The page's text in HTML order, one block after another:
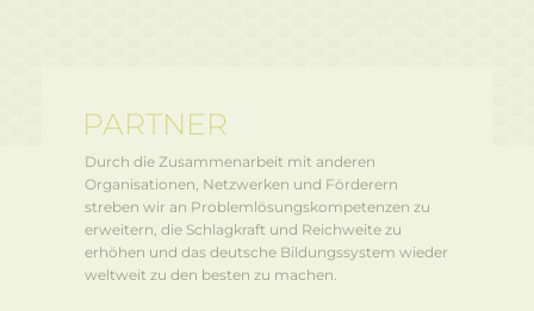
PARTNER
Durch die Zusammenarbeit mit anderen
Organisationen, Netzwerken und Förderern
streben wir an Problemlösungskompetenzen zu
erweitern, die Schlagkraft und Reichweite zu
erhöhen und das deutsche Bildungssystem wieder
weltweit zu den besten zu machen.